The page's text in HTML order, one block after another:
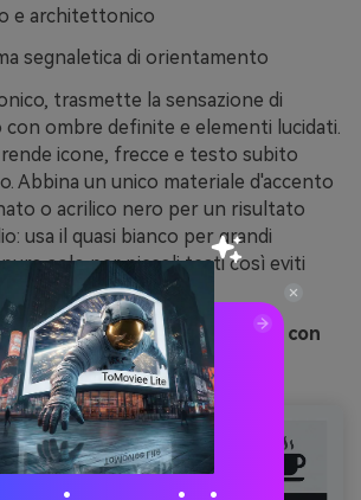
e architettonico
segnaletica di orientamento
trasmette la sensazione di
ombre definite e elementi lucidati.
rende icone, frecce e testo subito
Abbina un unico materiale d'accento
o acrilico nero per un risultato
usa il quasi bianco per grandi
solo per piccoli testi così eviti
troppo netti.
di sala di marmo generata con